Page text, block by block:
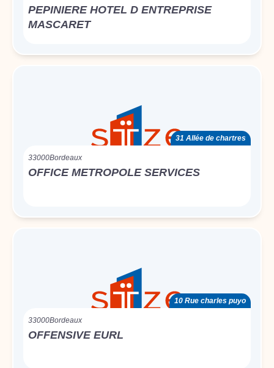
PEPINIERE HOTEL D ENTREPRISE
MASCARET
31 Allée de chartres
33000Bordeaux
OFFICE METROPOLE SERVICES
10 Rue charles puyo
33000Bordeaux
OFFENSIVE EURL